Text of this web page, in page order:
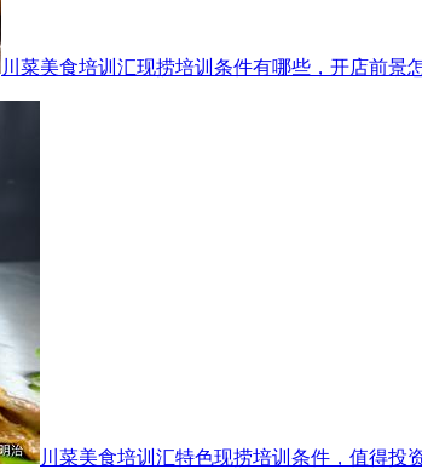
川菜美食培训汇现捞培训条件有哪些，开店前景
川菜美食培训汇特色现捞培训条件，值得投